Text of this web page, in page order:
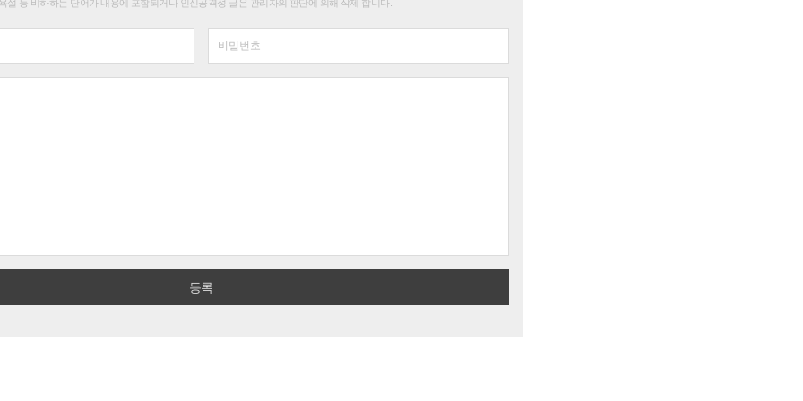
설 등 비하하는 단어가 내용에 포함되거나 인신공격성 글은 관리자의 판단에 의해 삭제 합니다.